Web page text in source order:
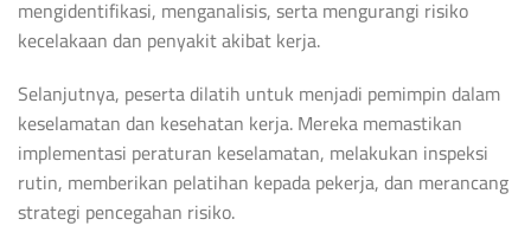
mengidentifikasi, menganalisis, serta mengurangi risiko
kecelakaan dan penyakit akibat kerja.
Selanjutnya, peserta dilatih untuk menjadi pemimpin dalam
keselamatan dan kesehatan kerja. Mereka memastikan
implementasi peraturan keselamatan, melakukan inspeksi
rutin, memberikan pelatihan kepada pekerja, dan merancang
strategi pencegahan risiko.